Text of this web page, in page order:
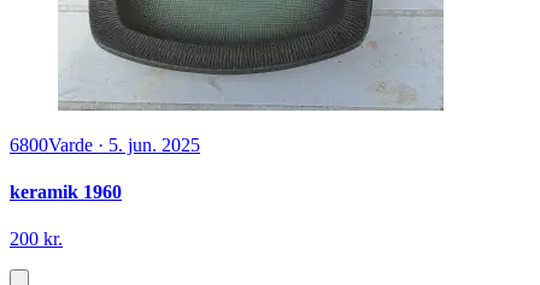
6800Varde · 5. jun. 2025
keramik 1960
200 kr.